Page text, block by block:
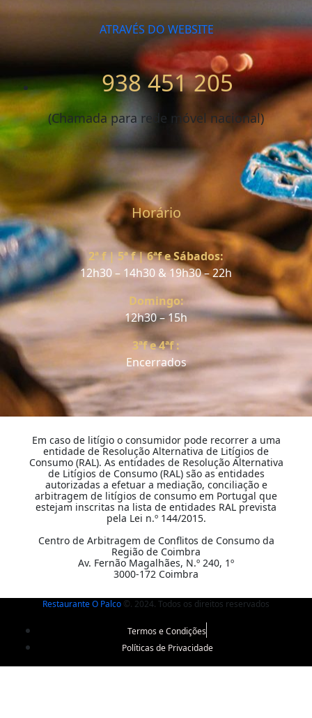
ATRAVÉS DO WEBSITE
938 451 205
(Chamada para rede móvel nacional)
Horário
2ª f | 5ª f | 6ªf e Sábados:
12h30 – 14h30 & 19h30 – 22h
Domingo:
12h30 – 15h
3ªf e 4ªf :
Encerrados
Em caso de litígio o consumidor pode recorrer a uma
entidade de Resolução Alternativa de Litígios de
Consumo (RAL). As entidades de Resolução Alternativa
de Litígios de Consumo (RAL) são as entidades
autorizadas a efetuar a mediação, conciliação e
arbitragem de litígios de consumo em Portugal que
estejam inscritas na lista de entidades RAL prevista
pela Lei n.º 144/2015.
Centro de Arbitragem de Conflitos de Consumo da
Região de Coimbra
Av. Fernão Magalhães, N.º 240, 1º
3000-172 Coimbra
Restaurante O Palco ©. 2024. Todos os direitos reservados
Termos e Condições
Políticas de Privacidade